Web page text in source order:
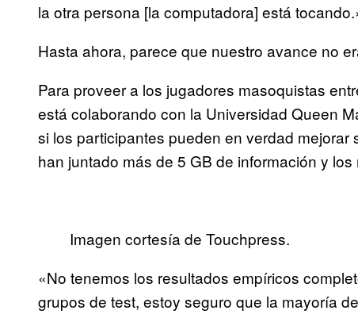
la otra persona [la computadora] está
Hasta ahora, parece que nuestro avance no
Para proveer a los jugadores masoquistas
está colaborando con la Universidad Queen
si los participantes pueden en verdad
han juntado más de 5 GB de información y
Imagen cortesía de Touchpress.
«No tenemos los resultados empíricos
grupos de test, estoy seguro que la mayoría